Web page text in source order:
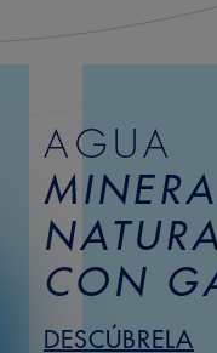
AGUA
CON
DESCÚBRELA